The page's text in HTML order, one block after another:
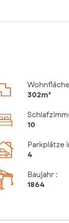
302m²
10
Parkplätze
4
Baujahr :
1864